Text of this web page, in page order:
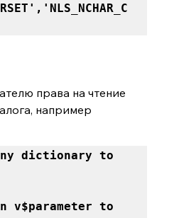
права на чтение
например
dictionary to
v$parameter to